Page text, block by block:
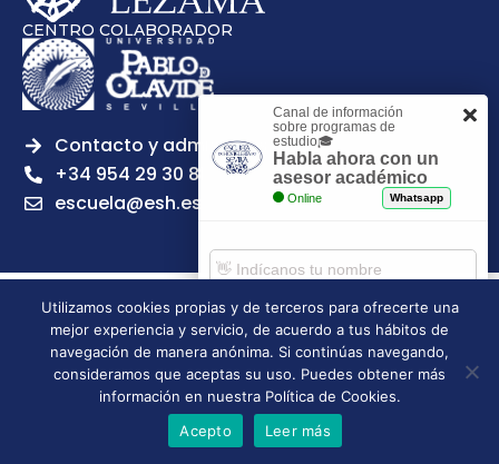
CENTRO COLABORADOR
Contacto y admisiones
+34 954 29 30 81
escuela@esh.es
Aviso legal Política de Privacidad
Política de Cookies
Política de calidad
Tablón de anuncios
Escuela Superior de Hostelería de Sevilla | 2026 | Todos los
derechos reservados
Utilizamos cookies propias y de terceros para ofrecerte una
mejor experiencia y servicio, de acuerdo a tus hábitos de
navegación de manera anónima. Si continúas navegando,
consideramos que aceptas su uso. Puedes obtener más
información en nuestra Política de Cookies.
Acepto
Leer más
Canal de información
sobre programas de
estudio🎓
Habla ahora con un
asesor académico
Online Whatsapp
Comenzar chat